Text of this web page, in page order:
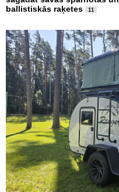
ballistiskās raķetes
11